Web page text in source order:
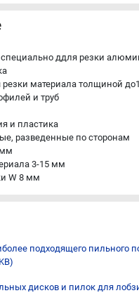
специально ддля резки
резки материала толщиной
и труб
и пластика
разведенные по сторонам
мм
3-15 мм
W 8 мм
подходящего пильного
дисков и пилок для